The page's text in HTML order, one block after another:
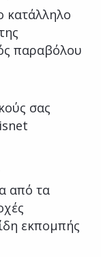
κατάλληλο
παραβόλου
σας
από τα
εκπομπής